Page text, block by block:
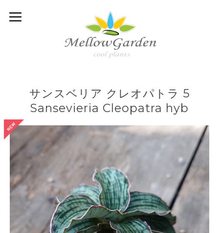
サンスベリア クレオパトラ 5
Sansevieria Cleopatra hyb